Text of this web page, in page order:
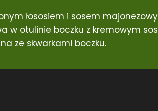
łososiem i sosem
w otulinie boczku z kremowym
ze skwarkami boczku.